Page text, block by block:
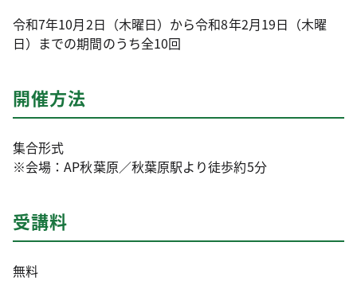
令和7年10月2日（木曜日）から令和8年2月19日（木曜
日）までの期間のうち全10回
開催方法
集合形式
※会場：AP秋葉原／秋葉原駅より徒歩約5分
受講料
無料